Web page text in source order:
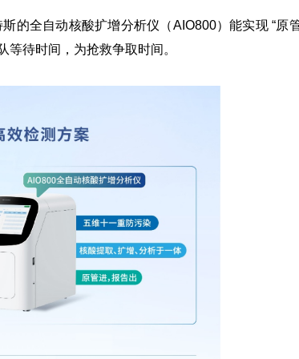
的全自动核酸扩增分析仪（AIO800）能实现 “原
待时间，为抢救争取时间。